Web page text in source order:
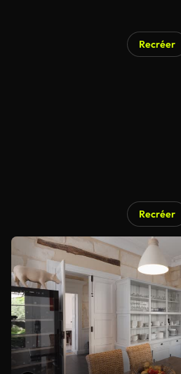
Recréer
Recréer